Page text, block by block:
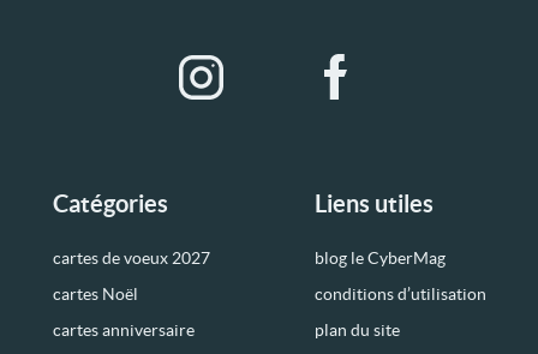
Catégories
cartes de voeux 2027
cartes Noël
cartes anniversaire
Liens utiles
blog le CyberMag
conditions d’utilisation
plan du site